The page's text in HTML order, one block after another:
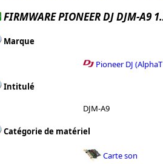
FIRMWARE PIONEER DJ DJM-A9
Marque
Pioneer DJ
Intitulé
DJM-A9
Catégorie de matériel
Carte son